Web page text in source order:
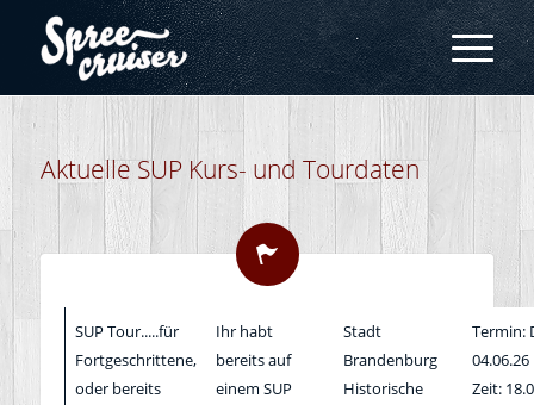
Aktuelle SUP Kurs- und Tourdaten
SUP Tour.....für
Fortgeschrittene,
oder bereits
Ihr habt
bereits auf
einem SUP
Stadt
Brandenburg
Historische
Termin:
04.06.26
Zeit: